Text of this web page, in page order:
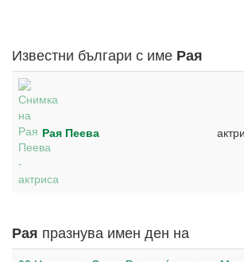
Известни българи с име Рая
Рая Пеева
Рая празнува имен ден на